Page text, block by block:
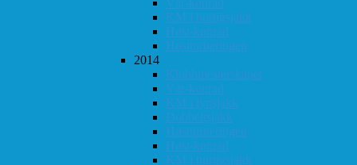
KM i hurtigsjakk
Høst-konrad
Høstturneringen
2014
Klubbmesterskapet
Vår-konrad
KM i lynsjakk
Dobbeltsjakk
Høstturneringen
Høst-konrad
KM i hurtigsjakk